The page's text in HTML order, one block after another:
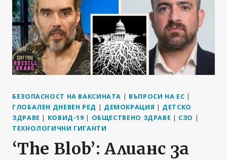
БЕЗОПАСНОСТ НА ВАКСИНАТА | ВЪПРОСИ НА ЕС |
ГЛОБАЛЕН ДНЕВЕН РЕД | ДЕМОКРАЦИЯ | ДЕТСКО
ЗДРАВЕ | КОВИД-19 | ОБЩЕСТВЕНО ЗДРАВЕ | СЗО |
ТЕХНОЛОГИЧНИ ГИГАНТИ
‘The Blob’: Алианс за